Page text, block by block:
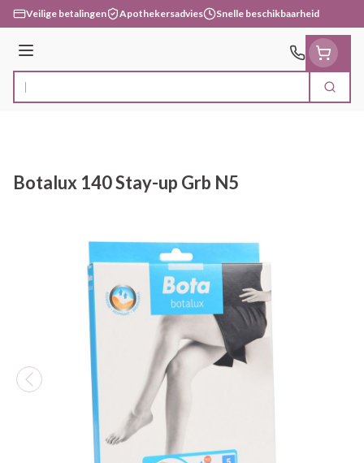
Ga naar de inhoud
Veilige betalingen Apothekersadvies Snelle beschikbaarheid
Menu
Product, merk, categorie... Zoek
Botalux 140 Stay-up Grb N5